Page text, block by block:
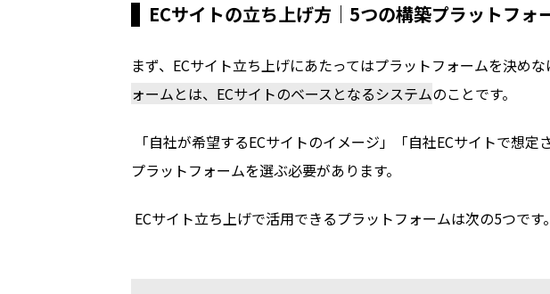
ECサイトの立ち上げ方｜5つの構築プラットフォ
まず、ECサイト立ち上げにあたってはプラットフォームを決めな
ォームとは、ECサイトのベースとなるシステムのことです。
「自社が希望するECサイトのイメージ」「自社ECサイトで想
プラットフォームを選ぶ必要があります。
ECサイト立ち上げで活用できるプラットフォームは次の5つです。